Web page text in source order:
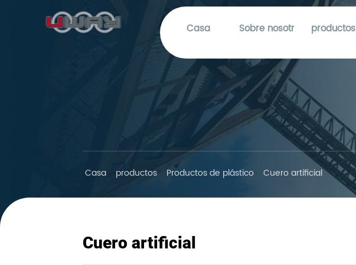
Casa Sobre nosotros productos
Casa productos Productos de plástico Cuero artificial
Cuero artificial